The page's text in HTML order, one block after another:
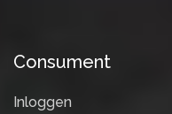
Consument
Inloggen